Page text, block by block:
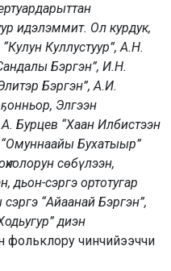
идэлэммит. Ол курдук,
Куллустуур”, А.Н.
Бэргэн”, И.Н.
Бэргэн”, А.И.
Элгээн
Бурцев “Хаан Илбистээн
Бухатыыр”
сөбүлээн,
дьон-сэргэ ортотугар
“Айаанай Бэргэн”,
диэн
фольклору чинчийээччи